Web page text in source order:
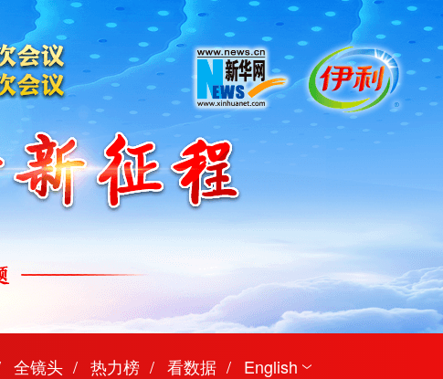
全镜头 热力榜 看数据 English